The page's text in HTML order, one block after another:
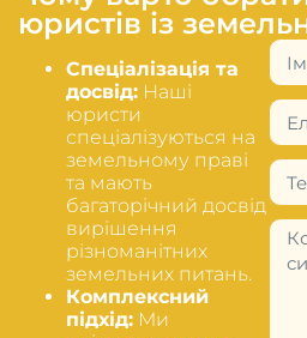
юристів із
Спеціалізація та
досвід: Наші
юристи
спеціалізуються на
земельному праві
та мають
багаторічний досвід
вирішення
різноманітних
земельних питань.
Комплексний
підхід: Ми